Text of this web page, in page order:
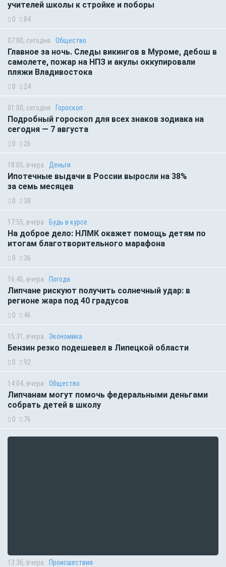
учителей школы к стройке и поборы
0 84
07:00, сегодня Общество
Главное за ночь. Следы викингов в Муроме, дебош в
самолете, пожар на НПЗ и акулы оккупировали
пляжи Владивостока
0 24
01:00, сегодня Гороскоп
Подробный гороскоп для всех знаков зодиака на
сегодня — 7 августа
0 26
18:05, вчера Деньги
Ипотечные выдачи в России выросли на 38%
за семь месяцев
0 38
17:55, вчера Будь в курсе
На доброе дело: НЛМК окажет помощь детям по
итогам благотворительного марафона
0 36
16:45, вчера Погода
Липчане рискуют получить солнечный удар: в
регионе жара под 40 градусов
0 46
15:31, вчера Экономика
Бензин резко подешевел в Липецкой области
0 92
14:04, вчера Общество
Липчанам могут помочь федеральными деньгами
собрать детей в школу
0 76
13:36, вчера Происшествия